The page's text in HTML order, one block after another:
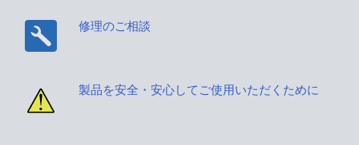
修理のご相談
製品を安全・安心してご使用いただくために